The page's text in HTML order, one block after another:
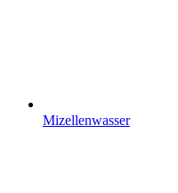
Mizellenwasser